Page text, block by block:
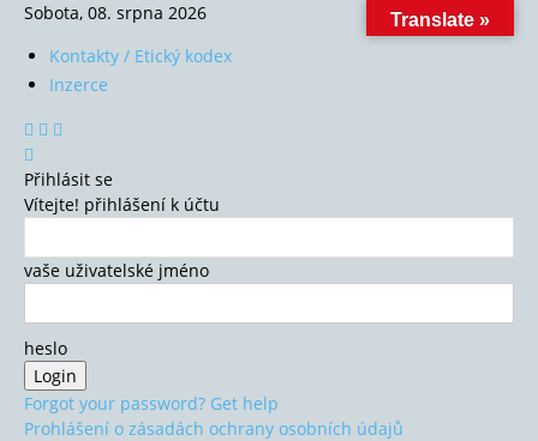
Sobota, 08. srpna 2026
Kontakty / Etický kodex
Inzerce
Přihlásit se
Vítejte! přihlášení k účtu
vaše uživatelské jméno
heslo
Forgot your password? Get help
Prohlášení o zásadách ochrany osobních údajů
Translate »